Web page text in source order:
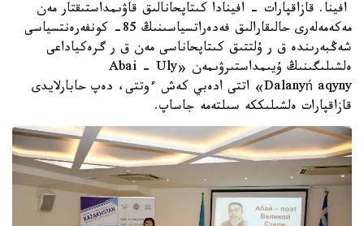
افينا. قازاقپارات - افينادا كىتاپحانالىق قاۋىمداستىقتار مەن
مەكەمەلەرى حالىقارالىق فەدەراتسياسىنىڭ 85- كونفەرەنتسياسى
شەڭبەرىندە ق ر ۇلتتىق كىتاپحاناسى مەن ق ر گرەكياداعى
ەلشىلىگىنىڭ ۇيىمداستىرۋىمەن «Abai - Uly
Dalanyń aqyny» اتتى ادەبي كەش ءوتتى، دەپ حابارلايدى
قازاقپارات ەلشىلىككە سىلتەمە جاساپ.